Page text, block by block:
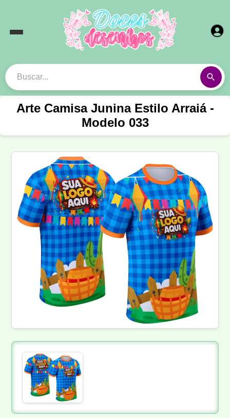
Arte Camisa Junina Estilo Arraiá -
Modelo 033